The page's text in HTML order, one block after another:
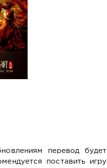
перевод будет
поставить игру